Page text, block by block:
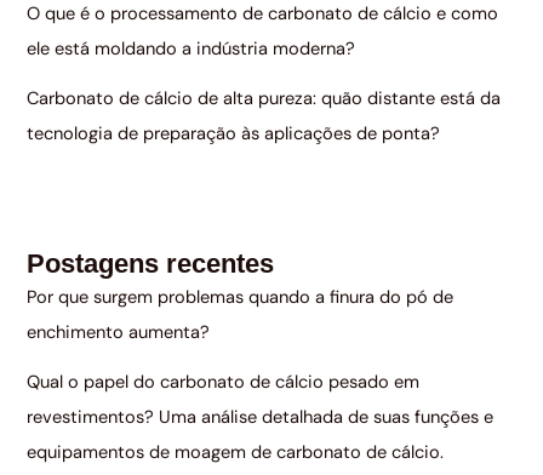
O que é o processamento de carbonato de cálcio e como
ele está moldando a indústria moderna?
Carbonato de cálcio de alta pureza: quão distante está da
tecnologia de preparação às aplicações de ponta?
Postagens recentes
Por que surgem problemas quando a finura do pó de
enchimento aumenta?
Qual o papel do carbonato de cálcio pesado em
revestimentos? Uma análise detalhada de suas funções e
equipamentos de moagem de carbonato de cálcio.